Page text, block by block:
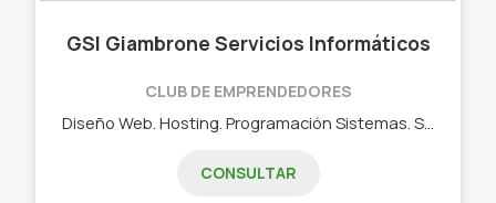
GSI Giambrone Servicios Informáticos
CLUB DE EMPRENDEDORES
CONSULTAR